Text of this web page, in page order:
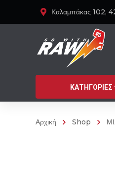
Καλαμπάκας 102,
ΚΑΤΗΓΟΡΊΕΣ
Αρχική Shop